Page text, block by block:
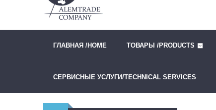
ГЛАВНАЯ /HOME ТОВАРЫ /PRODUCTS
СЕРВИСНЫЕ УСЛУГИ/TECHNICAL SERVICES